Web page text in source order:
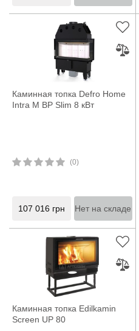
Каминная топка Defro Home
Intra M BP Slim 8 кВт
(0)
107 016 грн Нет на складе
Каминная топка Edilkamin
Screen UP 80